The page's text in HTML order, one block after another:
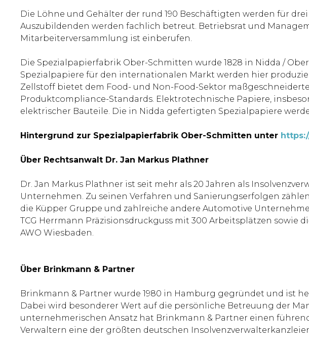
Die Löhne und Gehälter der rund 190 Beschäftigten werden für
Auszubildenden werden fachlich betreut. Betriebsrat und
Mitarbeiterversammlung ist einberufen.
Die Spezialpapierfabrik Ober-Schmitten wurde 1828 in Nidda /
Spezialpapiere für den internationalen Markt werden hier
Zellstoff bietet dem Food- und Non-Food-Sektor
Produktcompliance-Standards. Elektrotechnische Papiere,
elektrischer Bauteile. Die in Nidda gefertigten Spezialpapiere
Hintergrund zur Spezialpapierfabrik Ober-Schmitten unter
Über Rechtsanwalt Dr. Jan Markus Plathner
Dr. Jan Markus Plathner ist seit mehr als 20 Jahren als
Unternehmen. Zu seinen Verfahren und Sanierungserfolgen
die Küpper Gruppe und zahlreiche andere Automotive
TCG Herrmann Präzisionsdruckguss mit 300 Arbeitsplätzen sowie
AWO Wiesbaden.
Über Brinkmann & Partner
Brinkmann & Partner wurde 1980 in Hamburg gegründet und ist
Dabei wird besonderer Wert auf die persönliche Betreuung der
unternehmerischen Ansatz hat Brinkmann & Partner einen
Verwaltern eine der größten deutschen